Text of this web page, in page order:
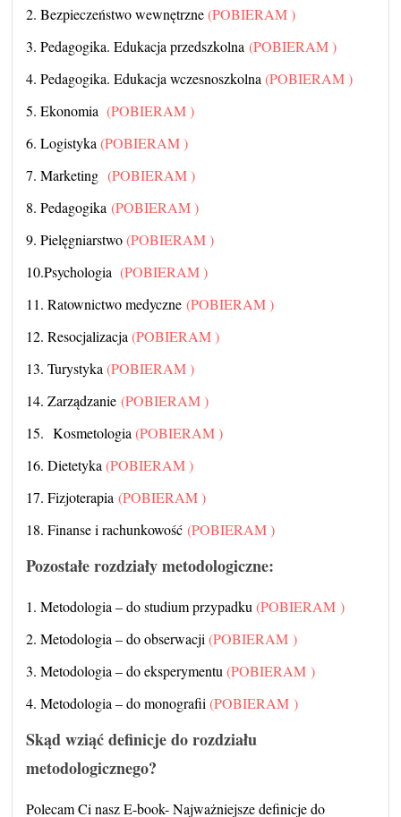
2. Bezpieczeństwo wewnętrzne(POBIERAM )
3. Pedagogika. Edukacja przedszkolna(POBIERAM )
4. Pedagogika. Edukacja wczesnoszkolna(POBIERAM )
5. Ekonomia(POBIERAM )
6. Logistyka(POBIERAM )
7. Marketing(POBIERAM )
8. Pedagogika(POBIERAM )
9. Pielęgniarstwo(POBIERAM )
10.Psychologia(POBIERAM )
11. Ratownictwo medyczne(POBIERAM )
12. Resocjalizacja(POBIERAM )
13. Turystyka(POBIERAM )
14. Zarządzanie(POBIERAM )
15. Kosmetologia(POBIERAM )
16. Dietetyka(POBIERAM )
17. Fizjoterapia(POBIERAM )
18. Finanse i rachunkowość(POBIERAM )
Pozostałe rozdziały metodologiczne:
1. Metodologia – do studium przypadku(POBIERAM )
2. Metodologia – do obserwacji(POBIERAM )
3. Metodologia – do eksperymentu(POBIERAM )
4. Metodologia – do monografii(POBIERAM )
Skąd wziąć definicje do rozdziału
metodologicznego?
Polecam Ci nasz E-book- Najważniejsze definicje do